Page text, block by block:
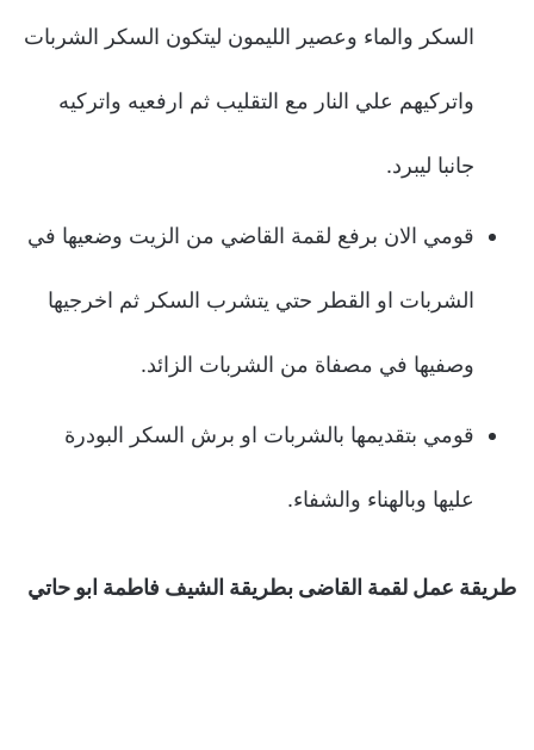
السكر والماء وعصير الليمون ليتكون السكر الشربات
واتركيهم علي النار مع التقليب ثم ارفعيه واتركيه
جانبا ليبرد.
قومي الان برفع لقمة القاضي من الزيت وضعيها في
الشربات او القطر حتي يتشرب السكر ثم اخرجيها
وصفيها في مصفاة من الشربات الزائد.
قومي بتقديمها بالشربات او برش السكر البودرة
عليها وبالهناء والشفاء.
طريقة عمل لقمة القاضى بطريقة الشيف فاطمة ابو حاتي